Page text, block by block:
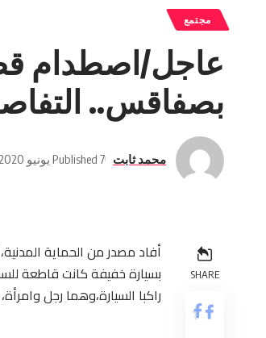
مجتمع
عاجل/اصطدام
بصفاقس..
محمد ثابت Published 7 يونيو 2020
SHARE
بسيارة خفيفة كانت قاطعة
راكبا السيارة،وهما رجل